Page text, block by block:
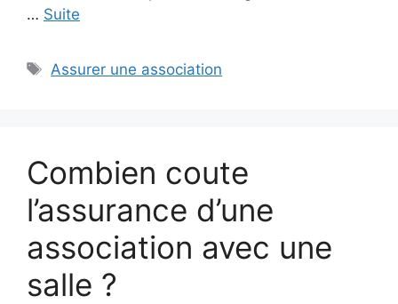
… Suite
Étiquettes
Assurer une association
Combien coute
l’assurance d’une
association avec une
salle ?